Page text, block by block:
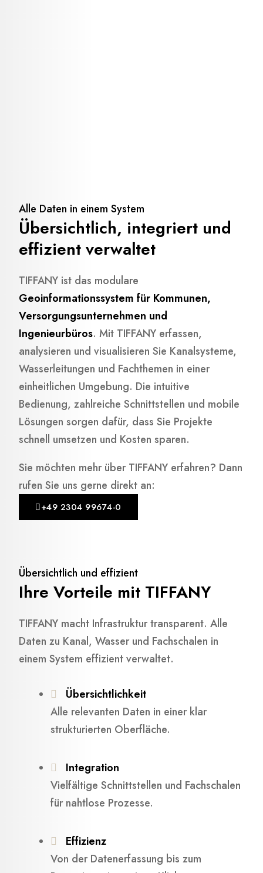
Alle Daten in einem System
Übersichtlich, integriert und
effizient verwaltet
TIFFANY ist das modulare
Geoinformationssystem für Kommunen,
Versorgungsunternehmen und
Ingenieurbüros. Mit TIFFANY erfassen,
analysieren und visualisieren Sie Kanalsysteme,
Wasserleitungen und Fachthemen in einer
einheitlichen Umgebung. Die intuitive
Bedienung, zahlreiche Schnittstellen und mobile
Lösungen sorgen dafür, dass Sie Projekte
schnell umsetzen und Kosten sparen.
Sie möchten mehr über TIFFANY erfahren? Dann
rufen Sie uns gerne direkt an:
+49 2304 99674-0
Übersichtlich und effizient
Ihre Vorteile mit TIFFANY
TIFFANY macht Infrastruktur transparent. Alle
Daten zu Kanal, Wasser und Fachschalen in
einem System effizient verwaltet.
Übersichtlichkeit
Alle relevanten Daten in einer klar
strukturierten Oberfläche.
Integration
Vielfältige Schnittstellen und Fachschalen
für nahtlose Prozesse.
Effizienz
Von der Datenerfassung bis zum